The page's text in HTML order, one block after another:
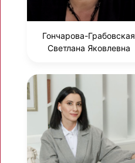
Гончарова-Грабовская
Светлана Яковлевна